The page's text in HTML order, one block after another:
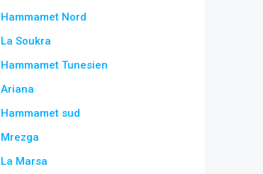
Hammamet Nord
La Soukra
Hammamet Tunesien
Ariana
Hammamet sud
Mrezga
La Marsa